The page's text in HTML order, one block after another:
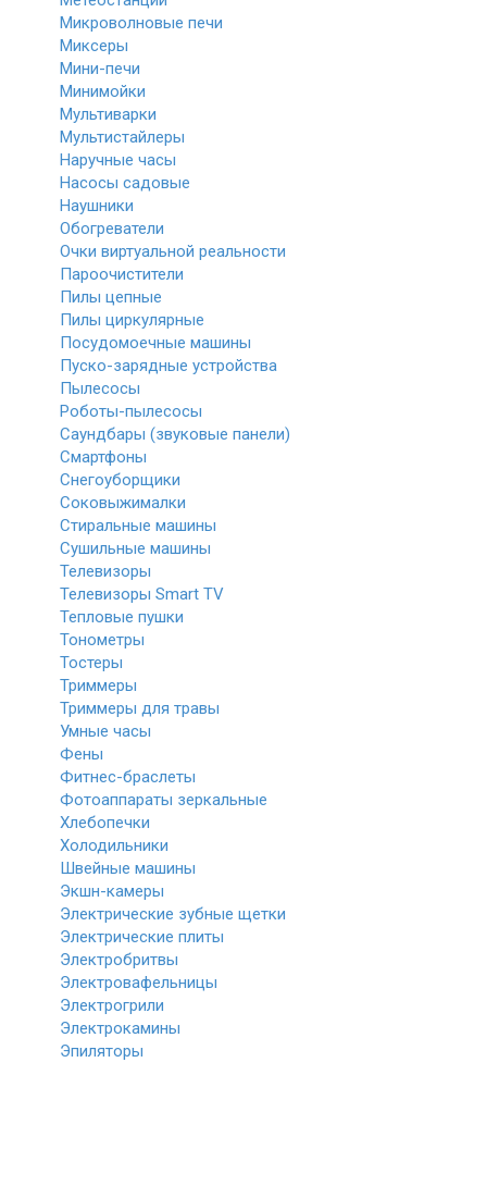
Микроволновые печи
Миксеры
Мини-печи
Минимойки
Мультиварки
Мультистайлеры
Наручные часы
Насосы садовые
Наушники
Обогреватели
Очки виртуальной реальности
Пароочистители
Пилы цепные
Пилы циркулярные
Посудомоечные машины
Пуско-зарядные устройства
Пылесосы
Роботы-пылесосы
Саундбары (звуковые панели)
Смартфоны
Снегоуборщики
Соковыжималки
Стиральные машины
Сушильные машины
Телевизоры
Телевизоры Smart TV
Тепловые пушки
Тонометры
Тостеры
Триммеры
Триммеры для травы
Умные часы
Фены
Фитнес-браслеты
Фотоаппараты зеркальные
Хлебопечки
Холодильники
Швейные машины
Экшн-камеры
Электрические зубные щетки
Электрические плиты
Электробритвы
Электровафельницы
Электрогрили
Электрокамины
Эпиляторы